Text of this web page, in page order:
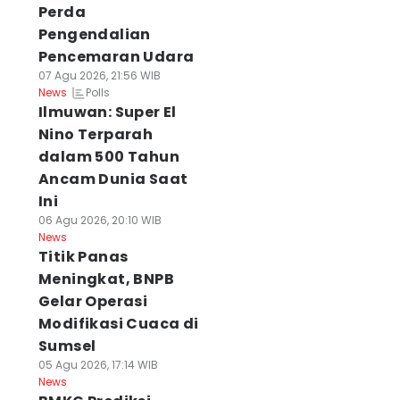
Perda
Pengendalian
Pencemaran Udara
07 Agu 2026, 21:56 WIB
News
Polls
Ilmuwan: Super El
Nino Terparah
dalam 500 Tahun
Ancam Dunia Saat
Ini
06 Agu 2026, 20:10 WIB
News
Titik Panas
Meningkat, BNPB
Gelar Operasi
Modifikasi Cuaca di
Sumsel
05 Agu 2026, 17:14 WIB
News